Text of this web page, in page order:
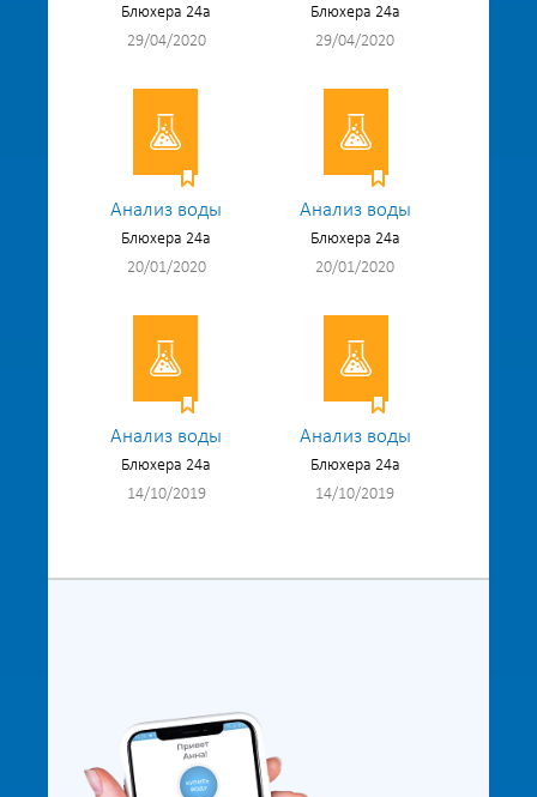
Блюхера 24а
29/04/2020
Блюхера 24а
29/04/2020
Анализ воды
Блюхера 24а
20/01/2020
Анализ воды
Блюхера 24а
20/01/2020
Анализ воды
Блюхера 24а
14/10/2019
Анализ воды
Блюхера 24а
14/10/2019